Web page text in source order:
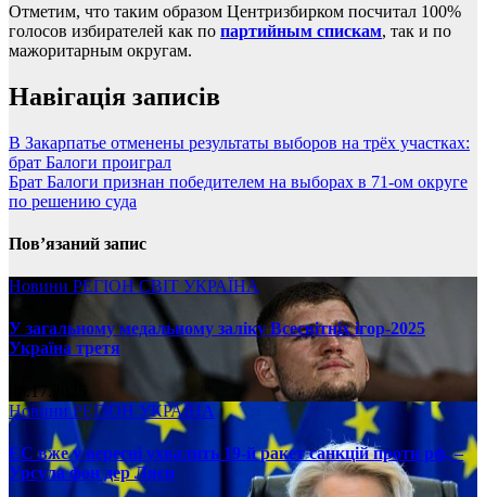
Отметим, что таким образом Центризбирком посчитал 100%
голосов избирателей как по партийным спискам, так и по
мажоритарным округам.
Навігація записів
В Закарпатье отменены результаты выборов на трёх участках:
брат Балоги проиграл
Брат Балоги признан победителем на выборах в 71-ом округе
по решению суда
Пов’язаний запис
Новини РЕГІОНСВІТ УКРАЇНА
У загальному медальному заліку Всесвітніх ігор-2025
Україна третя
08.17.2025
НовиниРЕГІОН УКРАЇНА
ЄС вже у вересні ухвалить 19-й ракет санкцій проти рф, –
Урсула фон дер Ляєн